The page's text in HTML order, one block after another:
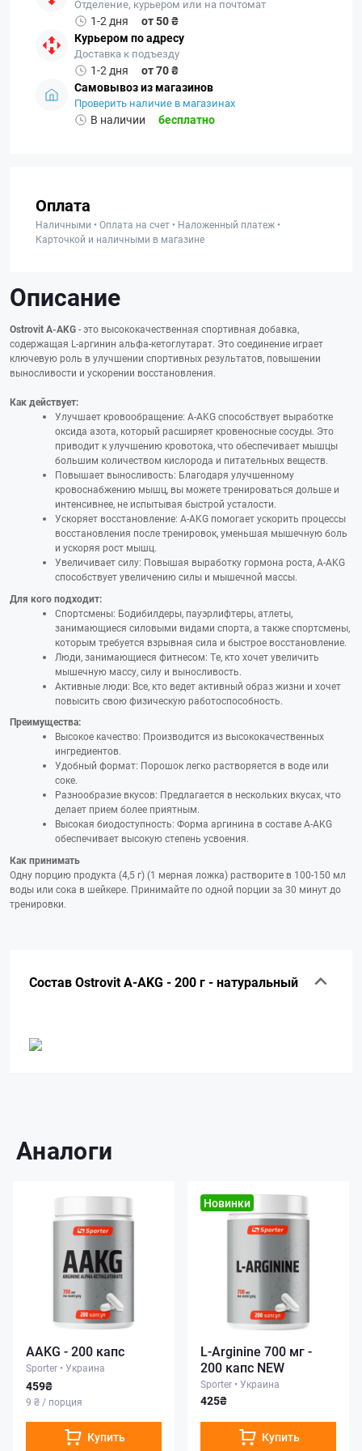
Отделение, курьером или на почтомат
1-2 дня
от 50 ₴
Курьером по адресу
Доставка к подъезду
1-2 дня
от 70 ₴
Самовывоз из магазинов
Проверить наличие в магазинах
В наличии бесплатно
Оплата
Наличными • Оплата на счет • Наложенный платеж •
Карточкой и наличными в магазине
Описание
Ostrovit A-AKG- это высококачественная спортивная добавка,
содержащая L-аргинин альфа-кетоглутарат. Это соединение играет
ключевую роль в улучшении спортивных результатов, повышении
выносливости и ускорении восстановления.
Как действует:
Улучшает кровообращение: A-AKG способствует выработке
оксида азота, который расширяет кровеносные сосуды. Это
приводит к улучшению кровотока, что обеспечивает мышцы
большим количеством кислорода и питательных веществ.
Повышает выносливость: Благодаря улучшенному
кровоснабжению мышц, вы можете тренироваться дольше и
интенсивнее, не испытывая быстрой усталости.
Ускоряет восстановление: A-AKG помогает ускорить процессы
восстановления после тренировок, уменьшая мышечную боль
и ускоряя рост мышц.
Увеличивает силу: Повышая выработку гормона роста, A-AKG
способствует увеличению силы и мышечной массы.
Для кого подходит:
Спортсмены: Бодибилдеры, пауэрлифтеры, атлеты,
занимающиеся силовыми видами спорта, а также спортсмены,
которым требуется взрывная сила и быстрое восстановление.
Люди, занимающиеся фитнесом: Те, кто хочет увеличить
мышечную массу, силу и выносливость.
Активные люди: Все, кто ведет активный образ жизни и хочет
повысить свою физическую работоспособность.
Преимущества:
Высокое качество: Производится из высококачественных
ингредиентов.
Удобный формат: Порошок легко растворяется в воде или
соке.
Разнообразие вкусов: Предлагается в нескольких вкусах, что
делает прием более приятным.
Высокая биодоступность: Форма аргинина в составе A-AKG
обеспечивает высокую степень усвоения.
Как принимать
Одну порцию продукта (4,5 г) (1 мерная ложка) растворите в 100-150 мл
воды или сока в шейкере. Принимайте по одной порции за 30 минут до
тренировки.
Состав Ostrovit A-AKG - 200 г - натуральный
Аналоги
AAKG - 200 капс
Sporter • Украина
459₴
9 ₴ / порция
Купить
Новинки
L-Arginine 700 мг -
200 капс NEW
Sporter • Украина
425₴
Купить